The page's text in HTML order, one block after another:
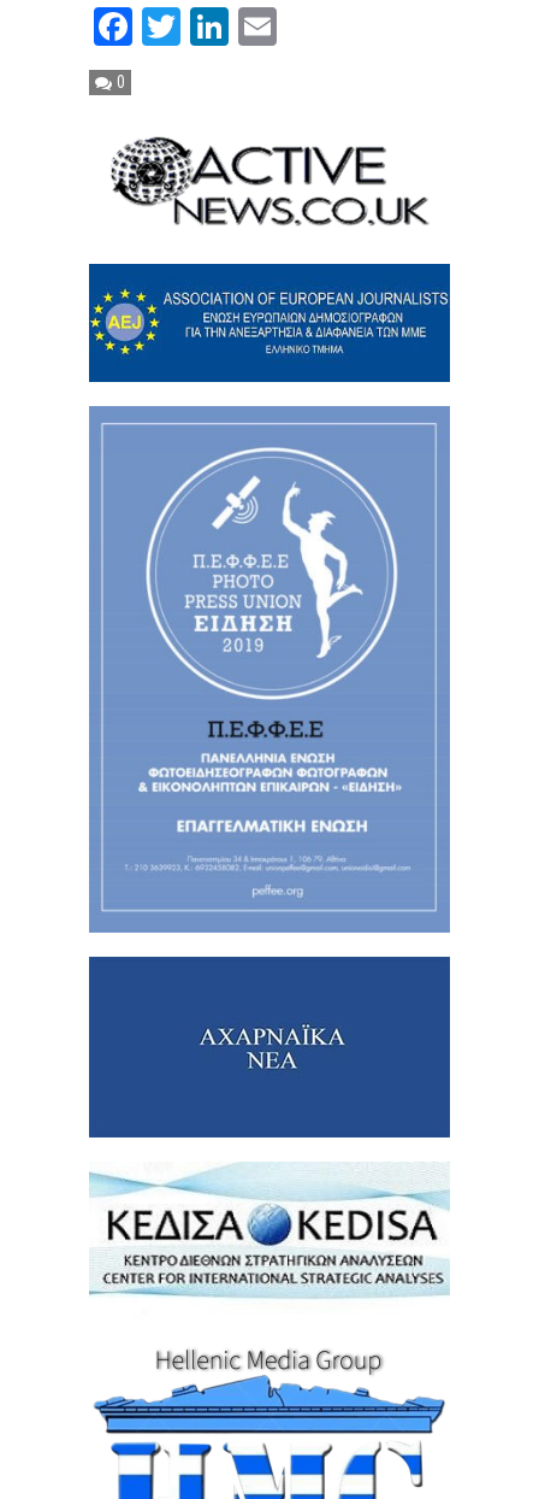
Facebook
TwitterLinkedIn
0